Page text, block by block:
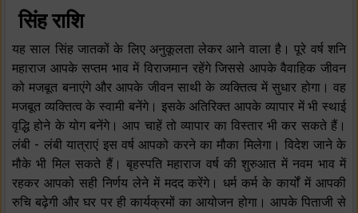
सिंह राशि
यह साल सिंह जातकों के लिए अनुकूलता लेकर आने वाला है। पूरे वर्ष शनि
महाराज आपके सप्तम भाव में विराजमान रहेंगे जिससे आपके वैवाहिक जीवन
को मजबूत बनाएंगे और आपके जीवन साथी के व्यक्तित्व में सुधार होगा। वह
मजबूत व्यक्तित्व के स्वामी बनेंगे। इसके अतिरिक्त आपके व्यापार में भी स्थाई
वृद्धि होने के योग बनेंगे। आप चाहें तो व्यापार का विस्तार भी कर सकते हैं।
लंबी - लंबी यात्राएं इस वर्ष आपको करने का मौका मिलेगा। विदेश जाने के
मौके भी मिल सकते हैं। बृहस्पति महाराज वर्ष की शुरुआत में नवम भाव में
रहकर आपको सही निर्णय लेने में मदद करेंगे। धर्म कर्म के कार्यों में आपकी
रुचि बढ़ेगी और घर पर ही कार्यक्रमों का आयोजन होगा। आपके पिताजी से